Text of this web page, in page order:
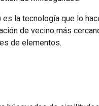
la tecnología que lo
de vecino más
de elementos.